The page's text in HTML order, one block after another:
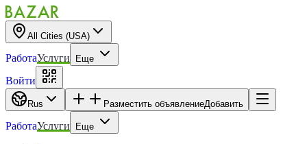
All Cities (USA)
РаботаУслуги Еще
Войти
Rus Разместить объявлениеДобавить
РаботаУслуги Еще